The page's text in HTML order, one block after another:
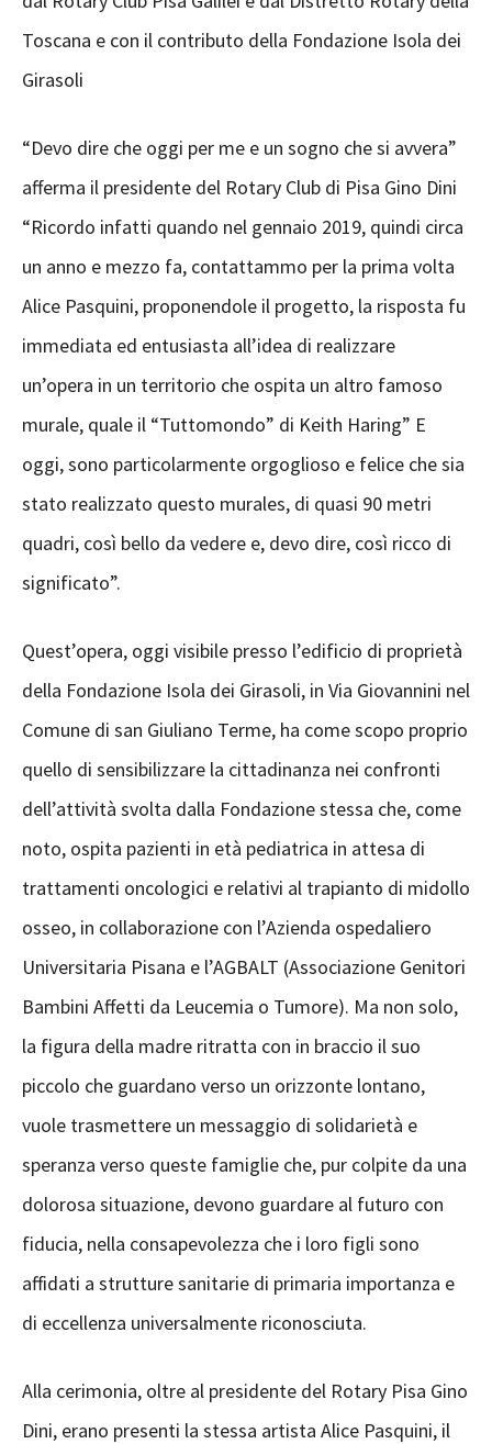
Toscana e con il contributo della Fondazione Isola dei
Girasoli
“Devo dire che oggi per me e un sogno che si avvera”
afferma il presidente del Rotary Club di Pisa Gino Dini
“Ricordo infatti quando nel gennaio 2019, quindi circa
un anno e mezzo fa, contattammo per la prima volta
Alice Pasquini, proponendole il progetto, la risposta fu
immediata ed entusiasta all’idea di realizzare
un’opera in un territorio che ospita un altro famoso
murale, quale il “Tuttomondo” di Keith Haring” E
oggi, sono particolarmente orgoglioso e felice che sia
stato realizzato questo murales, di quasi 90 metri
quadri, così bello da vedere e, devo dire, così ricco di
significato”.
Quest’opera, oggi visibile presso l’edificio di proprietà
della Fondazione Isola dei Girasoli, in Via Giovannini nel
Comune di san Giuliano Terme, ha come scopo proprio
quello di sensibilizzare la cittadinanza nei confronti
dell’attività svolta dalla Fondazione stessa che, come
noto, ospita pazienti in età pediatrica in attesa di
trattamenti oncologici e relativi al trapianto di midollo
osseo, in collaborazione con l’Azienda ospedaliero
Universitaria Pisana e l’AGBALT (Associazione Genitori
Bambini Affetti da Leucemia o Tumore). Ma non solo,
la figura della madre ritratta con in braccio il suo
piccolo che guardano verso un orizzonte lontano,
vuole trasmettere un messaggio di solidarietà e
speranza verso queste famiglie che, pur colpite da una
dolorosa situazione, devono guardare al futuro con
fiducia, nella consapevolezza che i loro figli sono
affidati a strutture sanitarie di primaria importanza e
di eccellenza universalmente riconosciuta.
Alla cerimonia, oltre al presidente del Rotary Pisa Gino
Dini, erano presenti la stessa artista Alice Pasquini, il